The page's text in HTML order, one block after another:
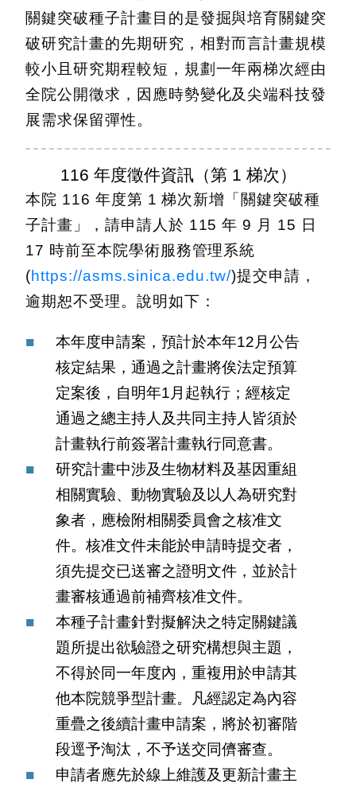
關鍵突破種子計畫目的是發掘與培育關鍵突
破研究計畫的先期研究，相對而言計畫規模
較小且研究期程較短，規劃一年兩梯次經由
全院公開徵求，因應時勢變化及尖端科技發
展需求保留彈性。
116 年度徵件資訊（第 1 梯次）
本院 116 年度第 1 梯次新增「關鍵突破種
子計畫」，請申請人於 115 年 9 月 15 日
17 時前至本院學術服務管理系統
(https://asms.sinica.edu.tw/)提交申請，
逾期恕不受理。說明如下：
本年度申請案，預計於本年12月公告
核定結果，通過之計畫將俟法定預算
定案後，自明年1月起執行；經核定
通過之總主持人及共同主持人皆須於
計畫執行前簽署計畫執行同意書。
研究計畫中涉及生物材料及基因重組
相關實驗、動物實驗及以人為研究對
象者，應檢附相關委員會之核准文
件。核准文件未能於申請時提交者，
須先提交已送審之證明文件，並於計
畫審核通過前補齊核准文件。
本種子計畫針對擬解決之特定關鍵議
題所提出欲驗證之研究構想與主題，
不得於同一年度內，重複用於申請其
他本院競爭型計畫。凡經認定為內容
重疊之後續計畫申請案，將於初審階
段逕予淘汰，不予送交同儕審查。
申請者應先於線上維護及更新計畫主